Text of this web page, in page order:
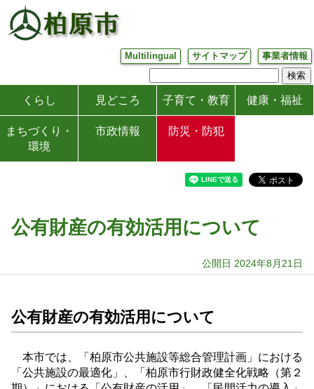
Multilingual サイトマップ 事業者情報
くらし 見どころ 子育て・教育 健康・福祉
まちづくり・
環境
市政情報 防災・防犯
公有財産の有効活用について
公開日 2024年8月21日
公有財産の有効活用について
本市では、「柏原市公共施設等総合管理計画」における
「公共施設の最適化」、「柏原市行財政健全化戦略（第２